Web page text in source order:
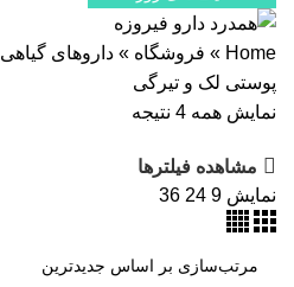
Home
» فروشگاه » داروهای گیاهی
پوستی لک و تیرگی
نمایش همه 4 نتیجه
مشاهده فیلترها
نمایش 9
24
36